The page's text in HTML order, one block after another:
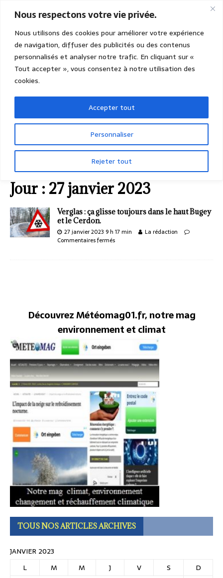
Nous respectons votre vie privée.
Nous utilisons des cookies pour améliorer votre expérience
de navigation, diffuser des publicités ou des contenus
personnalisés et analyser notre trafic. En cliquant sur «
Tout accepter », vous consentez à notre utilisation des
cookies.
Personnaliser
Rejeter tout
Accepter tout
JANVIER
Jour :27 janvier 2023
Verglas : ça glisse toujours dans le haut Bugey
et le Cerdon.
27 janvier 2023 9 h 17 min
La rédaction
Commentaires fermés
Découvrez Météomag01.fr, notre mag
environnement et climat
TOUS NOS ARTICLES ARCHIVES
JANVIER 2023
L
M M J V S
D